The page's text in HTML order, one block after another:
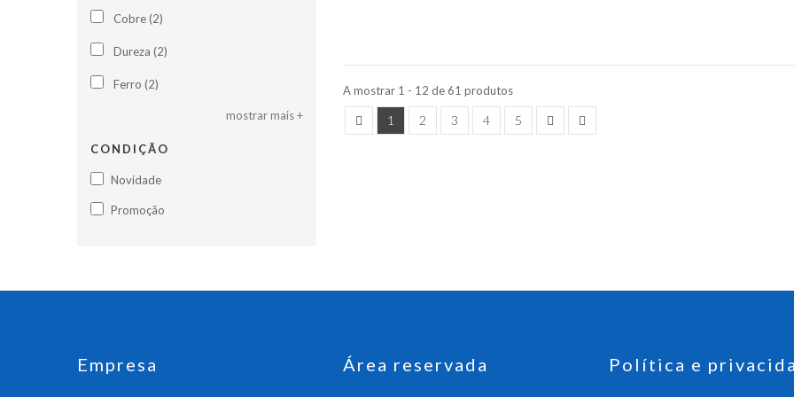
Cobre (2)
Dureza (2)
Ferro (2)
mostrar mais +
CONDIÇÃO
Novidade
Promoção
A mostrar 1 - 12 de 61 produtos
1 2 3 4 5
Empresa Área reservada Política e